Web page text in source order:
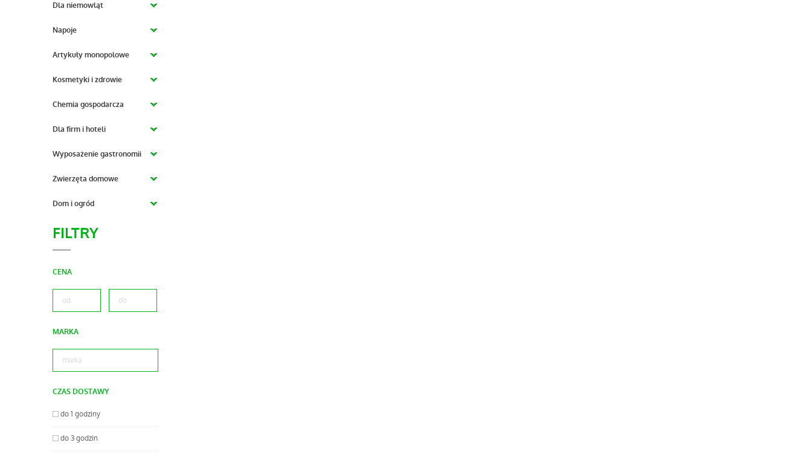
Dla niemowląt
Napoje
Artykuły monopolowe
Kosmetyki i zdrowie
Chemia gospodarcza
Dla firm i hoteli
Wyposażenie gastronomii
Zwierzęta domowe
Dom i ogród
FILTRY
CENA
MARKA
CZAS DOSTAWY
do 1 godziny
do 3 godzin